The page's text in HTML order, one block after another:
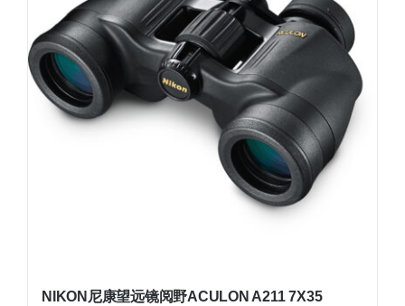
NIKON尼康望远镜阅野ACULON A211 7X35